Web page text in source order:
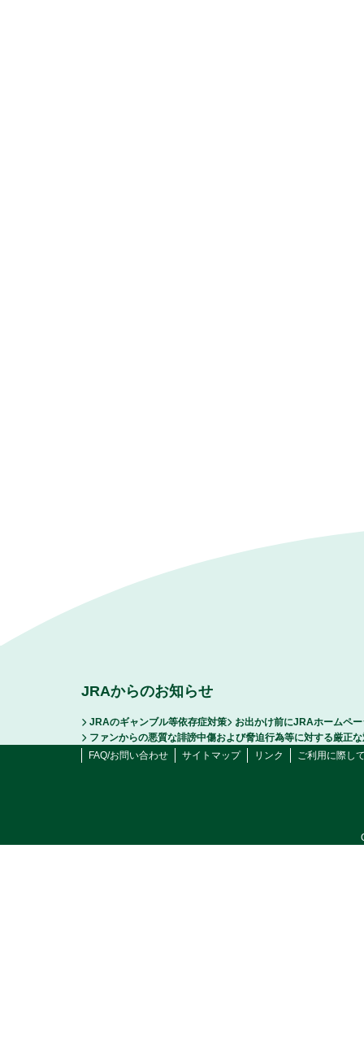
JRAからのお知らせ
JRAのギャンブル等依存症対策
お出かけ前にJRAホームペ
ファンからの悪質な誹謗中傷および脅迫行為等に対する厳正
FAQ/お問い合わせ
サイトマップ リンク ご利用に際し